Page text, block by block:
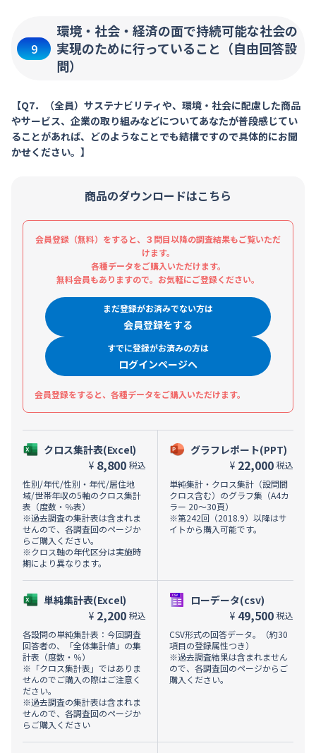
9
環境・社会・経済の面で持続可能な社会の
実現のために行っていること（自由回答設
問）
【Q7．（全員）サステナビリティや、環境・社会に配慮した商品
やサービス、企業の取り組みなどについてあなたが普段感じてい
ることがあれば、どのようなことでも結構ですので具体的にお聞
かせください。】
商品のダウンロードはこちら
会員登録（無料）をすると、３問目以降の調査結果もご覧いただ
けます。
各種データをご購入いただけます。
無料会員もありますので。お気軽にご登録ください。
まだ登録がお済みでない方は
会員登録をする
すでに登録がお済みの方は
ログインページへ
会員登録をすると、各種データをご購入いただけます。
クロス集計表(Excel)
¥ 8,800 税込
性別/年代/性別・年代/居住地
域/世帯年収の5軸のクロス集計
表（度数・％表）
※過去調査の集計表は含まれま
せんので、各調査回のページか
らご購入ください。
※クロス軸の年代区分は実施時
期により異なります。
単純集計表(Excel)
¥ 2,200 税込
各設問の単純集計表：今回調査
回答者の、「全体集計値」の集
計表（度数・％）
※「クロス集計表」ではありま
せんのでご購入の際はご注意く
ださい。
※過去調査の集計表は含まれま
せんので、各調査回のページか
らご購入ください
グラフレポート(PPT)
¥ 22,000 税込
単純集計・クロス集計（設問間
クロス含む）のグラフ集（A4カ
ラー 20～30頁）
※第242回（2018.9）以降はサ
イトから購入可能です。
ローデータ(csv)
¥ 49,500 税込
CSV形式の回答データ。（約30
項目の登録属性つき）
※過去調査結果は含まれません
ので、各調査回のページからご
購入ください。